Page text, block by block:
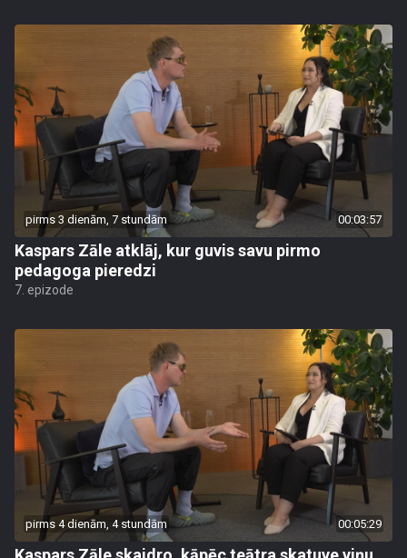
pirms 3 dienām, 7 stundām 00:03:57
Kaspars Zāle atklāj, kur guvis savu pirmo
pedagoga pieredzi
7. epizode
pirms 4 dienām, 4 stundām 00:05:29